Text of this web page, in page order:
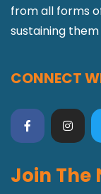
from all forms
sustaining
CONNECT
Join The